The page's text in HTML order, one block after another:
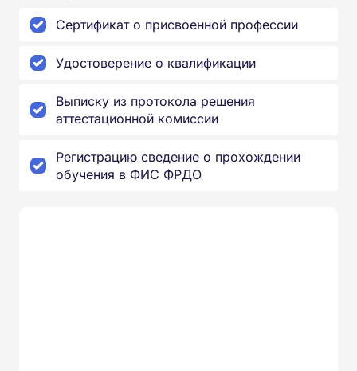
Сертификат о присвоенной профессии
Удостоверение о квалификации
Выписку из протокола решения
аттестационной комиссии
Регистрацию сведение о прохождении
обучения в ФИС ФРДО